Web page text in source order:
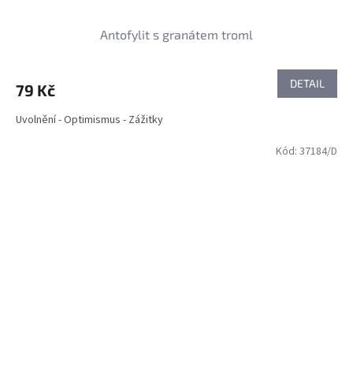
Antofylit s granátem troml
79 Kč DETAIL
Uvolnění - Optimismus - Zážitky
Kód: 37184/D